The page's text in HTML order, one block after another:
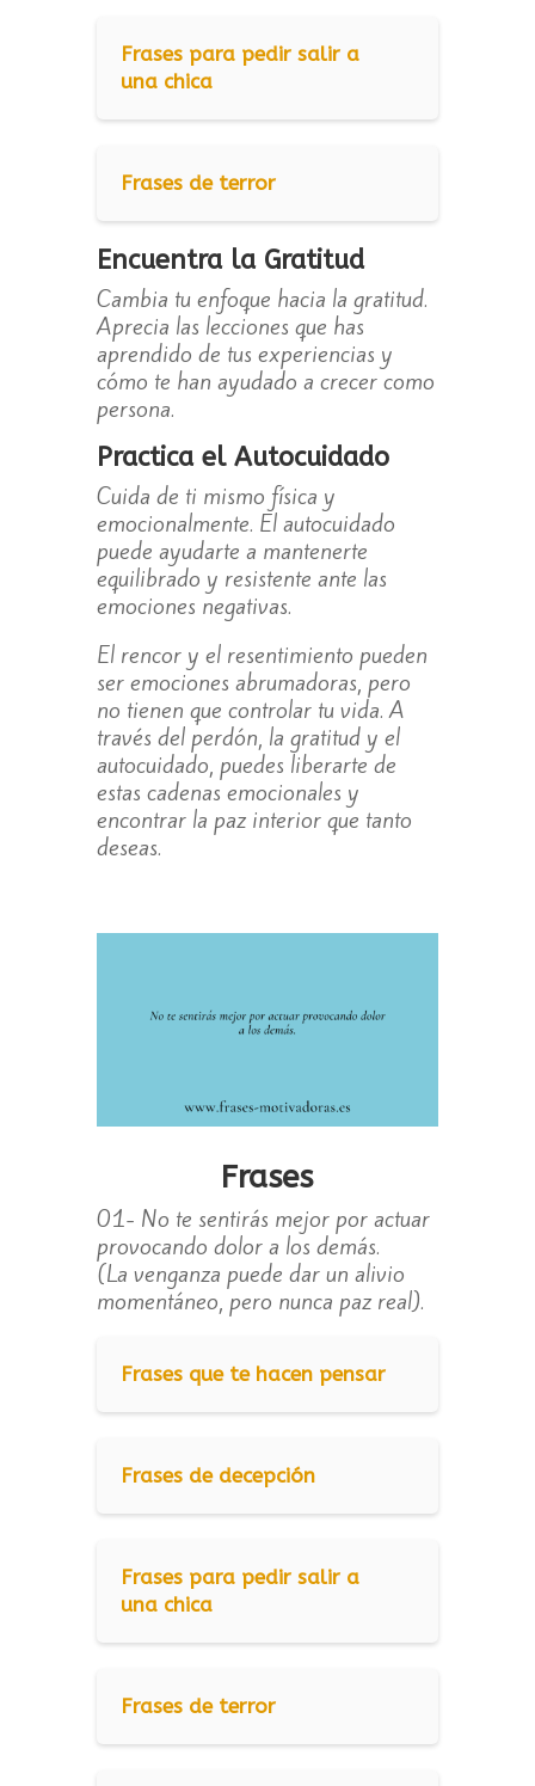
Frases para pedir salir a
una chica
Frases de terror
Encuentra la Gratitud
Cambia tu enfoque hacia la gratitud.
Aprecia las lecciones que has
aprendido de tus experiencias y
cómo te han ayudado a crecer como
persona.
Practica el Autocuidado
Cuida de ti mismo física y
emocionalmente. El autocuidado
puede ayudarte a mantenerte
equilibrado y resistente ante las
emociones negativas.
El rencor y el resentimiento pueden
ser emociones abrumadoras, pero
no tienen que controlar tu vida. A
través del perdón, la gratitud y el
autocuidado, puedes liberarte de
estas cadenas emocionales y
encontrar la paz interior que tanto
deseas.
Frases
01- No te sentirás mejor por actuar
provocando dolor a los demás.
(La venganza puede dar un alivio
momentáneo, pero nunca paz real).
Frases que te hacen pensar
Frases de decepción
Frases para pedir salir a
una chica
Frases de terror